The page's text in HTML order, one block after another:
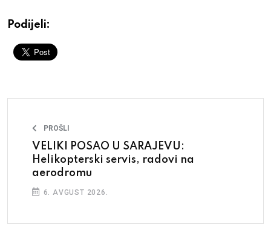
Podijeli:
PROŠLI
VELIKI POSAO U SARAJEVU:
Helikopterski servis, radovi na
aerodromu
6. AVGUST 2026.